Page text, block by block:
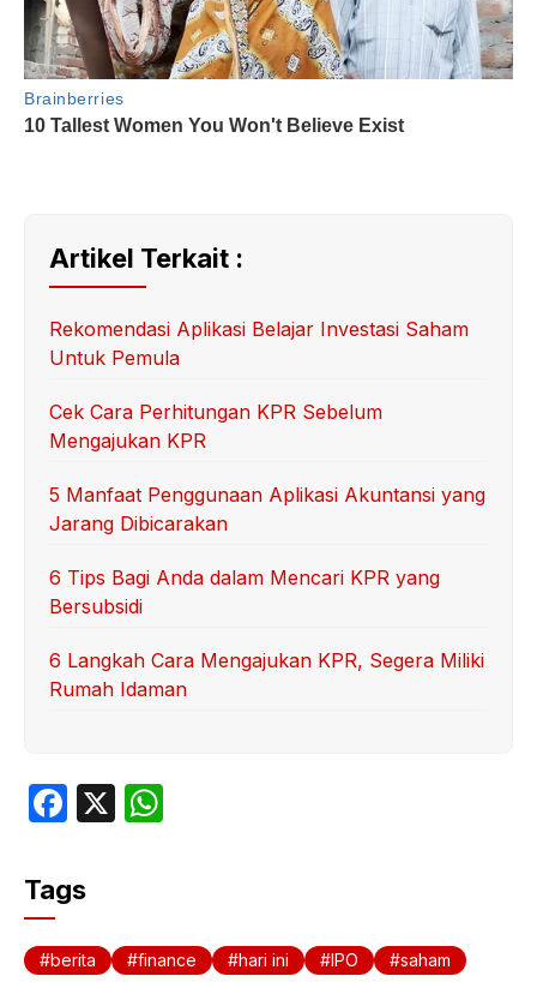
Artikel Terkait :
Rekomendasi Aplikasi Belajar Investasi Saham
Untuk Pemula
Cek Cara Perhitungan KPR Sebelum
Mengajukan KPR
5 Manfaat Penggunaan Aplikasi Akuntansi yang
Jarang Dibicarakan
6 Tips Bagi Anda dalam Mencari KPR yang
Bersubsidi
6 Langkah Cara Mengajukan KPR, Segera Miliki
Rumah Idaman
F
c
e
b
X
A
Tags
berita finance hari ini IPO saham